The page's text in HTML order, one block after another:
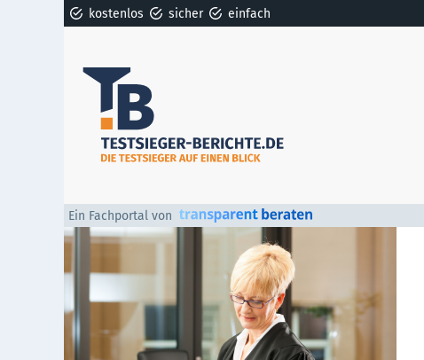
kostenlos sicher einfach
Ein Fachportal von